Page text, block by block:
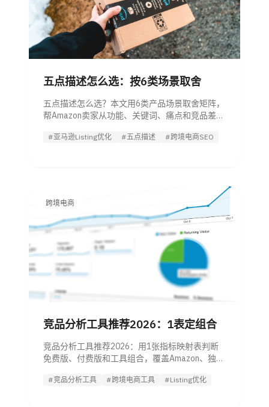
五点描述怎么选：按6类场景取舍
五点描述怎么选？本文用6类产品场景取舍矩阵，
帮Amazon卖家从功能、关键词、痛点和竞品差评
#亚马逊Listing优化 #五点描述 #跨境电商SEO
跨境电商
竞品分析工具推荐2026：1表定组合
竞品分析工具推荐2026：用1张指标映射表判断
免费版、付费版和工具组合，覆盖Amazon、独立
#竞品分析工具 #跨境电商工具 #Listing优化